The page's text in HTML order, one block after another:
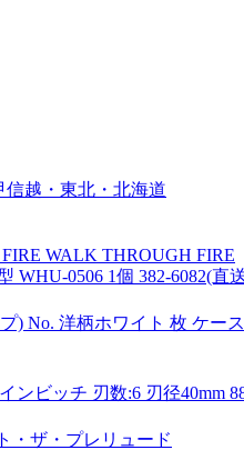
信越・東北・北海道
WALK THROUGH FIRE
WHU-0506 1個 382-6082(直
) No. 洋柄ホワイト 枚 ケー
ビッチ 刃数:6 刃径40mm
・ザ・プレリュード